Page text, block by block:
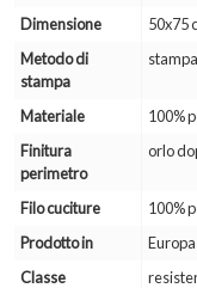
Dimensione
50x75
Metodo di
stampa
Materiale
100%
Finitura
perimetro
orlo
Filo cuciture
100%
Prodotto in
Europa
Classe